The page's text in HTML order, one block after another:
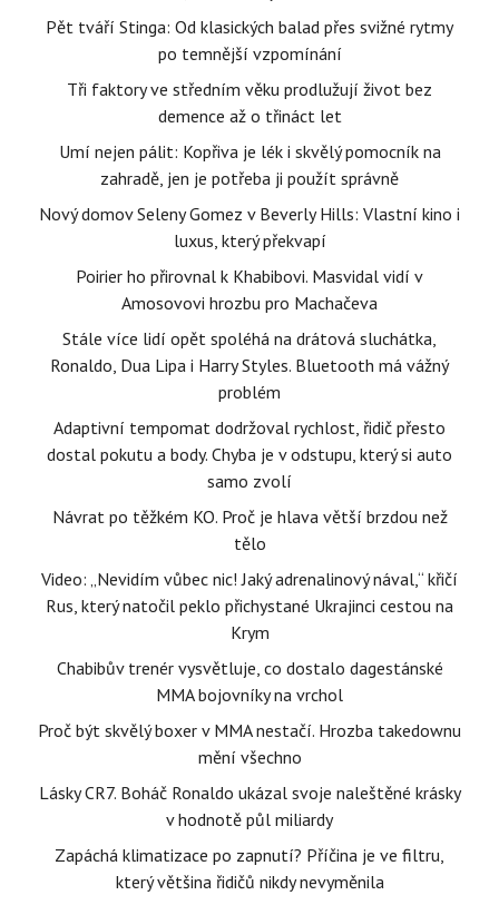
Pět tváří Stinga: Od klasických balad přes svižné rytmy
po temnější vzpomínání
Tři faktory ve středním věku prodlužují život bez
demence až o třináct let
Umí nejen pálit: Kopřiva je lék i skvělý pomocník na
zahradě, jen je potřeba ji použít správně
Nový domov Seleny Gomez v Beverly Hills: Vlastní kino i
luxus, který překvapí
Poirier ho přirovnal k Khabibovi. Masvidal vidí v
Amosovovi hrozbu pro Machačeva
Stále více lidí opět spoléhá na drátová sluchátka,
Ronaldo, Dua Lipa i Harry Styles. Bluetooth má vážný
problém
Adaptivní tempomat dodržoval rychlost, řidič přesto
dostal pokutu a body. Chyba je v odstupu, který si auto
samo zvolí
Návrat po těžkém KO. Proč je hlava větší brzdou než
tělo
Video: „Nevidím vůbec nic! Jaký adrenalinový nával,“ křičí
Rus, který natočil peklo přichystané Ukrajinci cestou na
Krym
Chabibův trenér vysvětluje, co dostalo dagestánské
MMA bojovníky na vrchol
Proč být skvělý boxer v MMA nestačí. Hrozba takedownu
mění všechno
Lásky CR7. Boháč Ronaldo ukázal svoje naleštěné krásky
v hodnotě půl miliardy
Zapáchá klimatizace po zapnutí? Příčina je ve filtru,
který většina řidičů nikdy nevyměnila